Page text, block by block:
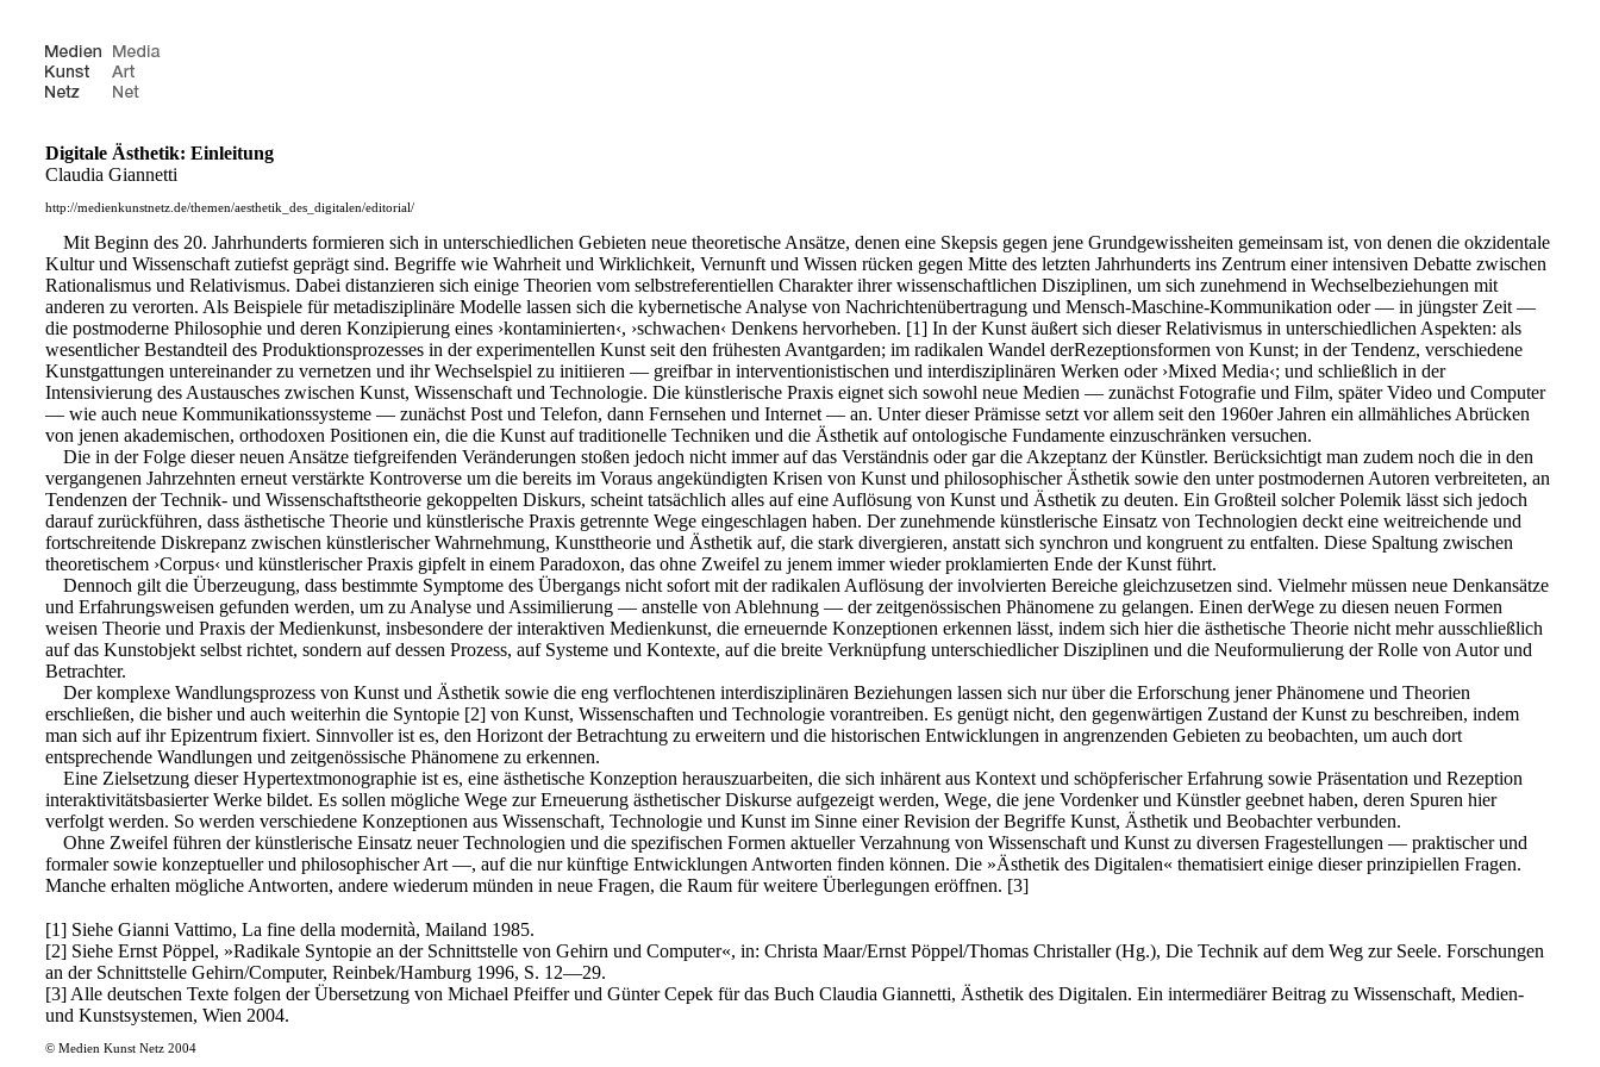
Digitale Ästhetik: Einleitung
Claudia Giannetti
http://medienkunstnetz.de/themen/aesthetik_des_digitalen/editorial/
Mit Beginn des 20. Jahrhunderts formieren sich in unterschiedlichen Gebieten neue theoretische Ansätze, denen eine Skepsis gegen jene Grundgewissheiten gemeinsam ist, von denen die okzidentale
Kultur und Wissenschaft zutiefst geprägt sind. Begriffe wie Wahrheit und Wirklichkeit, Vernunft und Wissen rücken gegen Mitte des letzten Jahrhunderts ins Zentrum einer intensiven Debatte zwischen
Rationalismus und Relativismus. Dabei distanzieren sich einige Theorien vom selbstreferentiellen Charakter ihrer wissenschaftlichen Disziplinen, um sich zunehmend in Wechselbeziehungen mit
anderen zu verorten. Als Beispiele für metadisziplinäre Modelle lassen sich die kybernetische Analyse von Nachrichtenübertragung und Mensch-Maschine-Kommunikation oder — in jüngster Zeit —
die postmoderne Philosophie und deren Konzipierung eines ›kontaminierten‹, ›schwachen‹ Denkens hervorheben. [1] In der Kunst äußert sich dieser Relativismus in unterschiedlichen Aspekten: als
wesentlicher Bestandteil des Produktionsprozesses in der experimentellen Kunst seit den frühesten Avantgarden; im radikalen Wandel derRezeptionsformen von Kunst; in der Tendenz, verschiedene
Kunstgattungen untereinander zu vernetzen und ihr Wechselspiel zu initiieren — greifbar in interventionistischen und interdisziplinären Werken oder ›Mixed Media‹; und schließlich in der
Intensivierung des Austausches zwischen Kunst, Wissenschaft und Technologie. Die künstlerische Praxis eignet sich sowohl neue Medien — zunächst Fotografie und Film, später Video und Computer
— wie auch neue Kommunikationssysteme — zunächst Post und Telefon, dann Fernsehen und Internet — an. Unter dieser Prämisse setzt vor allem seit den 1960er Jahren ein allmähliches Abrücken
von jenen akademischen, orthodoxen Positionen ein, die die Kunst auf traditionelle Techniken und die Ästhetik auf ontologische Fundamente einzuschränken versuchen.
Die in der Folge dieser neuen Ansätze tiefgreifenden Veränderungen stoßen jedoch nicht immer auf das Verständnis oder gar die Akzeptanz der Künstler. Berücksichtigt man zudem noch die in den
vergangenen Jahrzehnten erneut verstärkte Kontroverse um die bereits im Voraus angekündigten Krisen von Kunst und philosophischer Ästhetik sowie den unter postmodernen Autoren verbreiteten, an
Tendenzen der Technik- und Wissenschaftstheorie gekoppelten Diskurs, scheint tatsächlich alles auf eine Auflösung von Kunst und Ästhetik zu deuten. Ein Großteil solcher Polemik lässt sich jedoch
darauf zurückführen, dass ästhetische Theorie und künstlerische Praxis getrennte Wege eingeschlagen haben. Der zunehmende künstlerische Einsatz von Technologien deckt eine weitreichende und
fortschreitende Diskrepanz zwischen künstlerischer Wahrnehmung, Kunsttheorie und Ästhetik auf, die stark divergieren, anstatt sich synchron und kongruent zu entfalten. Diese Spaltung zwischen
theoretischem ›Corpus‹ und künstlerischer Praxis gipfelt in einem Paradoxon, das ohne Zweifel zu jenem immer wieder proklamierten Ende der Kunst führt.
Dennoch gilt die Überzeugung, dass bestimmte Symptome des Übergangs nicht sofort mit der radikalen Auflösung der involvierten Bereiche gleichzusetzen sind. Vielmehr müssen neue Denkansätze
und Erfahrungsweisen gefunden werden, um zu Analyse und Assimilierung — anstelle von Ablehnung — der zeitgenössischen Phänomene zu gelangen. Einen derWege zu diesen neuen Formen
weisen Theorie und Praxis der Medienkunst, insbesondere der interaktiven Medienkunst, die erneuernde Konzeptionen erkennen lässt, indem sich hier die ästhetische Theorie nicht mehr ausschließlich
auf das Kunstobjekt selbst richtet, sondern auf dessen Prozess, auf Systeme und Kontexte, auf die breite Verknüpfung unterschiedlicher Disziplinen und die Neuformulierung der Rolle von Autor und
Betrachter.
Der komplexe Wandlungsprozess von Kunst und Ästhetik sowie die eng verflochtenen interdisziplinären Beziehungen lassen sich nur über die Erforschung jener Phänomene und Theorien
erschließen, die bisher und auch weiterhin die Syntopie [2] von Kunst, Wissenschaften und Technologie vorantreiben. Es genügt nicht, den gegenwärtigen Zustand der Kunst zu beschreiben, indem
man sich auf ihr Epizentrum fixiert. Sinnvoller ist es, den Horizont der Betrachtung zu erweitern und die historischen Entwicklungen in angrenzenden Gebieten zu beobachten, um auch dort
entsprechende Wandlungen und zeitgenössische Phänomene zu erkennen.
Eine Zielsetzung dieser Hypertextmonographie ist es, eine ästhetische Konzeption herauszuarbeiten, die sich inhärent aus Kontext und schöpferischer Erfahrung sowie Präsentation und Rezeption
interaktivitätsbasierter Werke bildet. Es sollen mögliche Wege zur Erneuerung ästhetischer Diskurse aufgezeigt werden, Wege, die jene Vordenker und Künstler geebnet haben, deren Spuren hier
verfolgt werden. So werden verschiedene Konzeptionen aus Wissenschaft, Technologie und Kunst im Sinne einer Revision der Begriffe Kunst, Ästhetik und Beobachter verbunden.
Ohne Zweifel führen der künstlerische Einsatz neuer Technologien und die spezifischen Formen aktueller Verzahnung von Wissenschaft und Kunst zu diversen Fragestellungen — praktischer und
formaler sowie konzeptueller und philosophischer Art —, auf die nur künftige Entwicklungen Antworten finden können. Die »Ästhetik des Digitalen« thematisiert einige dieser prinzipiellen Fragen.
Manche erhalten mögliche Antworten, andere wiederum münden in neue Fragen, die Raum für weitere Überlegungen eröffnen. [3]
[1] Siehe Gianni Vattimo, La fine della modernità, Mailand 1985.
[2] Siehe Ernst Pöppel, »Radikale Syntopie an der Schnittstelle von Gehirn und Computer«, in: Christa Maar/Ernst Pöppel/Thomas Christaller (Hg.), Die Technik auf dem Weg zur Seele. Forschungen
an der Schnittstelle Gehirn/Computer, Reinbek/Hamburg 1996, S. 12—29.
[3] Alle deutschen Texte folgen der Übersetzung von Michael Pfeiffer und Günter Cepek für das Buch Claudia Giannetti, Ästhetik des Digitalen. Ein intermediärer Beitrag zu Wissenschaft, Medien-
und Kunstsystemen, Wien 2004.
© Medien Kunst Netz 2004